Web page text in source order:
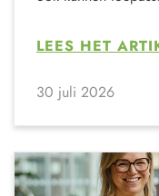
LEES HET
30 juli 2026